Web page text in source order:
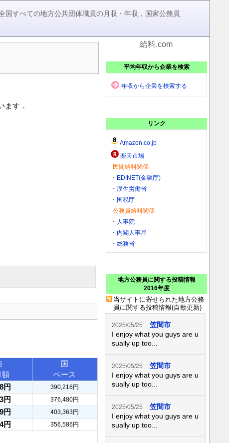
国すべての地方公共団体職員の月収・年収，国家公務員
ます．
額
国
ベース
円 390,216円
円 376,480円
円 403,363円
円 356,586円
給料.com
平均年収から企業を検索
年収から企業を検索する
リンク
Amazon.co.jp
楽天市場
-民間給料関係-
・ EDINET(金融庁)
・ 厚生労働省
・ 国税庁
-公務員給料関係-
・ 人事院
・ 内閣人事局
・総務省
地方公務員に関する投稿情報
2016年度
当サイトに寄せられた地方公務
員に関する投稿情報(自動更新)
2025/05/25
笠間市
I enjoy what you guys are u
sually up too...
2025/05/25
笠間市
I enjoy what you guys are u
sually up too...
2025/05/25
笠間市
I enjoy what you guys are u
sually up too...